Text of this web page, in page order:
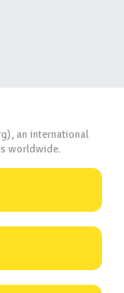
an international
worldwide.